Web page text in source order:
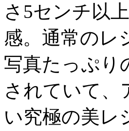
さ5センチ以
感。通常のレ
写真たっぷり
されていて、
い究極の美レ